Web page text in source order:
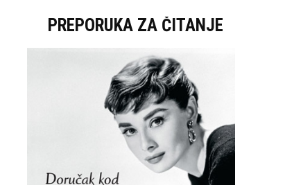
PREPORUKA ZA ČITANJE